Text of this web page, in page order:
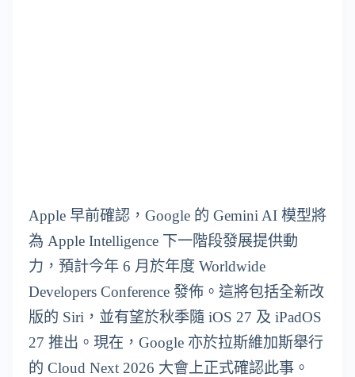
Apple 早前確認，Google 的 Gemini AI 模型將
為 Apple Intelligence 下一階段發展提供動
力，預計今年 6 月於年度 Worldwide
Developers Conference 發佈。這將包括全新改
版的 Siri，並有望於秋季隨 iOS 27 及 iPadOS
27 推出。現在，Google 亦於拉斯維加斯舉行
的 Cloud Next 2026 大會上正式確認此事。